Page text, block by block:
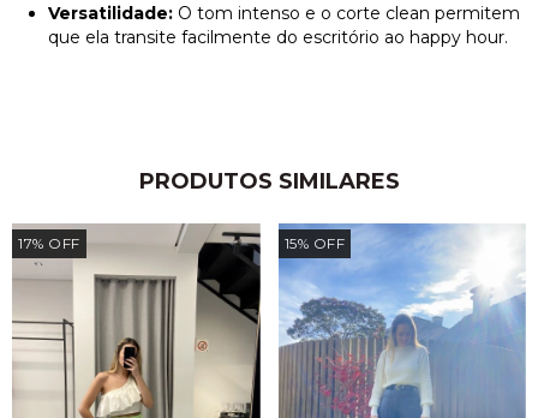
Versatilidade: O tom intenso e o corte clean permitem
que ela transite facilmente do escritório ao happy hour.
PRODUTOS SIMILARES
17% OFF 15% OFF